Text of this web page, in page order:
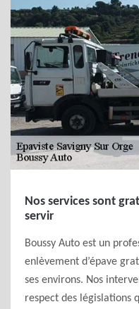
Nos services sont
servir
Boussy Auto est un
enlèvement d’épave
ses environs. Nos
respect des législations